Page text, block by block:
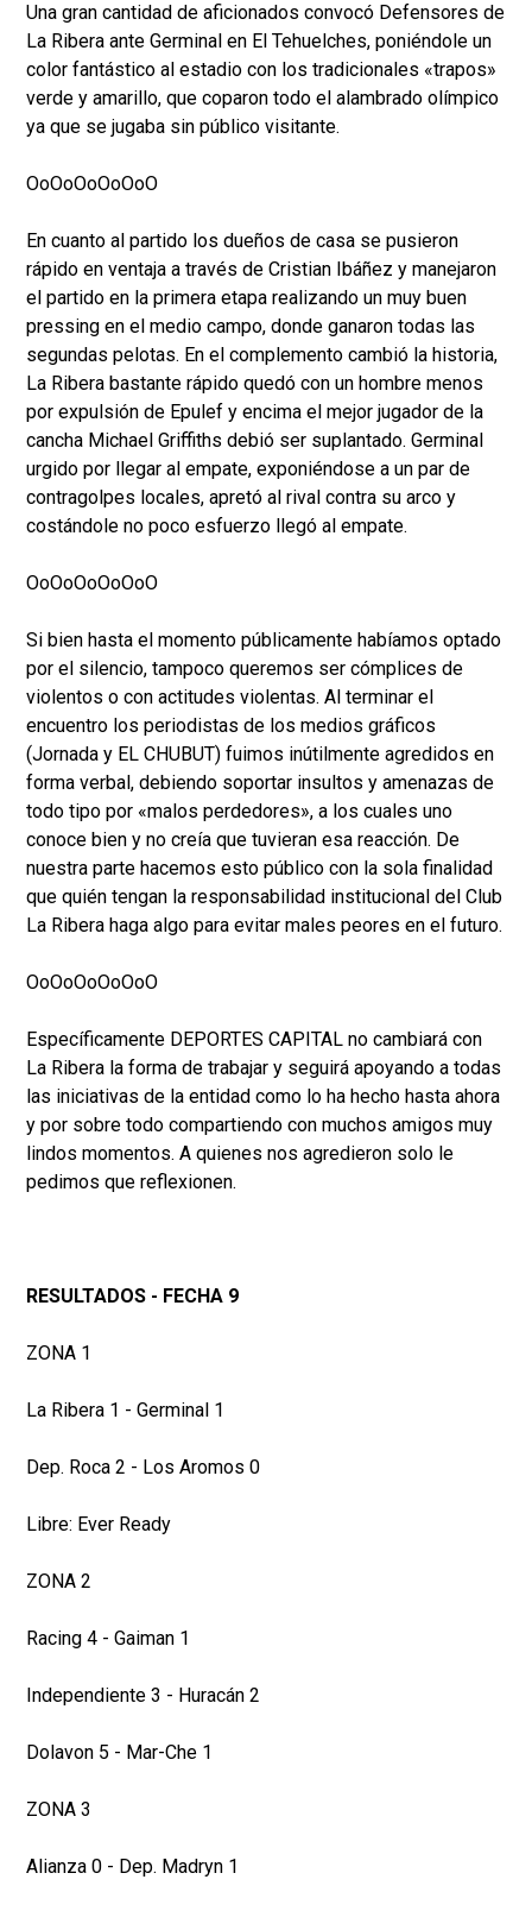
Una gran cantidad de aficionados convocó Defensores de
La Ribera ante Germinal en El Tehuelches, poniéndole un
color fantástico al estadio con los tradicionales «trapos»
verde y amarillo, que coparon todo el alambrado olímpico
ya que se jugaba sin público visitante.
OoOoOoOoOoO
En cuanto al partido los dueños de casa se pusieron
rápido en ventaja a través de Cristian Ibáñez y manejaron
el partido en la primera etapa realizando un muy buen
pressing en el medio campo, donde ganaron todas las
segundas pelotas. En el complemento cambió la historia,
La Ribera bastante rápido quedó con un hombre menos
por expulsión de Epulef y encima el mejor jugador de la
cancha Michael Griffiths debió ser suplantado. Germinal
urgido por llegar al empate, exponiéndose a un par de
contragolpes locales, apretó al rival contra su arco y
costándole no poco esfuerzo llegó al empate.
OoOoOoOoOoO
Si bien hasta el momento públicamente habíamos optado
por el silencio, tampoco queremos ser cómplices de
violentos o con actitudes violentas. Al terminar el
encuentro los periodistas de los medios gráficos
(Jornada y EL CHUBUT) fuimos inútilmente agredidos en
forma verbal, debiendo soportar insultos y amenazas de
todo tipo por «malos perdedores», a los cuales uno
conoce bien y no creía que tuvieran esa reacción. De
nuestra parte hacemos esto público con la sola finalidad
que quién tengan la responsabilidad institucional del Club
La Ribera haga algo para evitar males peores en el futuro.
OoOoOoOoOoO
Específicamente DEPORTES CAPITAL no cambiará con
La Ribera la forma de trabajar y seguirá apoyando a todas
las iniciativas de la entidad como lo ha hecho hasta ahora
y por sobre todo compartiendo con muchos amigos muy
lindos momentos. A quienes nos agredieron solo le
pedimos que reflexionen.
RESULTADOS - FECHA 9
ZONA 1
La Ribera 1 - Germinal 1
Dep. Roca 2 - Los Aromos 0
Libre: Ever Ready
ZONA 2
Racing 4 - Gaiman 1
Independiente 3 - Huracán 2
Dolavon 5 - Mar-Che 1
ZONA 3
Alianza 0 - Dep. Madryn 1